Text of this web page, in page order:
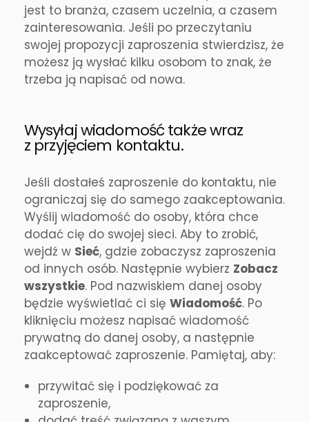
jest to branża, czasem uczelnia, a czasem
zainteresowania. Jeśli po przeczytaniu
swojej propozycji zaproszenia stwierdzisz, że
możesz ją wysłać kilku osobom to znak, że
trzeba ją napisać od nowa.
Wysyłaj wiadomość także wraz
z przyjęciem kontaktu.
Jeśli dostałeś zaproszenie do kontaktu, nie
ograniczaj się do samego zaakceptowania.
Wyślij wiadomość do osoby, która chce
dodać cię do swojej sieci. Aby to zrobić,
wejdź w Sieć, gdzie zobaczysz zaproszenia
od innych osób. Następnie wybierz Zobacz
wszystkie. Pod nazwiskiem danej osoby
będzie wyświetlać ci się Wiadomość. Po
kliknięciu możesz napisać wiadomość
prywatną do danej osoby, a następnie
zaakceptować zaproszenie. Pamiętaj, aby:
przywitać się i podziękować za
zaproszenie,